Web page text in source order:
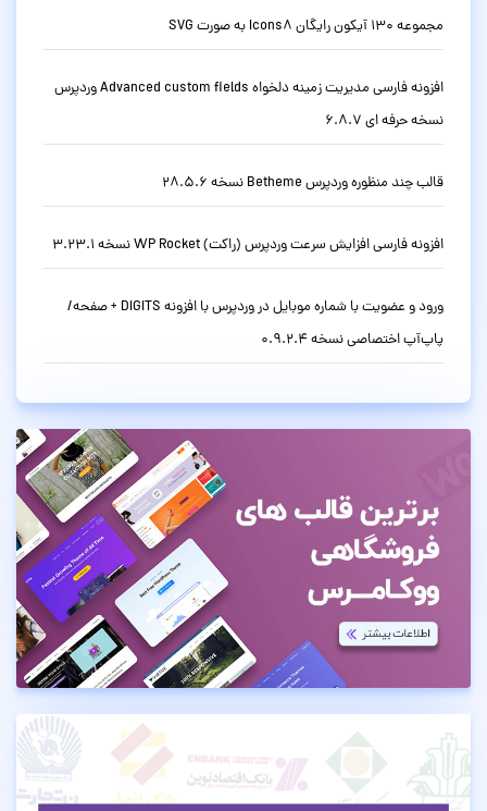
مجموعه 130 آیکون رایگان Icons8 به صورت SVG
افزونه فارسی مدیریت زمینه دلخواه Advanced custom fields وردپرس
نسخه حرفه ای 6.8.7
قالب چند منظوره وردپرس Betheme نسخه 28.5.6
افزونه فارسی افزایش سرعت وردپرس (راکت) WP Rocket نسخه 3.23.1
ورود و عضویت با شماره موبایل در وردپرس با افزونه DIGITS + صفحه/
پاپ‌آپ اختصاصی نسخه 0.9.2.4